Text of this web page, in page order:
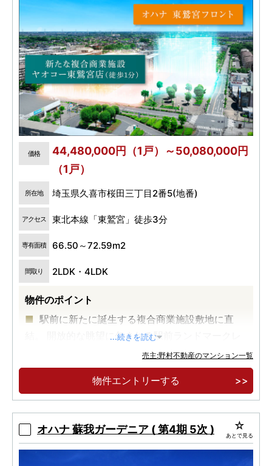
価格
44,480,000円（1戸）～50,080,000円
（1戸）
所在地 埼玉県久喜市桜田三丁目2番5(地番)
アクセス 東北本線「東鷲宮」徒歩3分
専有面積 66.50～72.59m2
間取り 2LDK・4LDK
物件のポイント
駅前に新たに誕生する複合商業施設敷地に直
結。 開放的な眺望に包まれる駅前ランドマークレ
...続きを読む
売主:野村不動産のマンション一覧
物件エントリーする
オハナ 蘇我ガーデニア ( 第4期 5次 ) あとで見る